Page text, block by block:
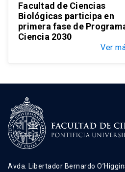
Facultad de Ciencias
Biológicas participa en
primera fase de
Ciencia 2030
Ver
Avda. Libertador Bernardo